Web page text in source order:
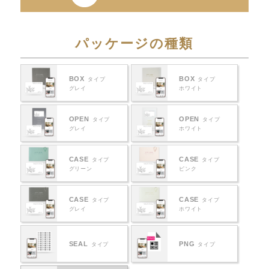
パッケージの種類
BOX
タイプ
グレイ
BOX タイプ
ホワイト
OPEN
タイプ
グレイ
OPEN
タイプ
ホワイト
CASE
タイプ
グリーン
CASE
タイプ
ピンク
CASE
タイプ
グレイ
CASE
タイプ
ホワイト
SEAL タイプ PNG タイプ